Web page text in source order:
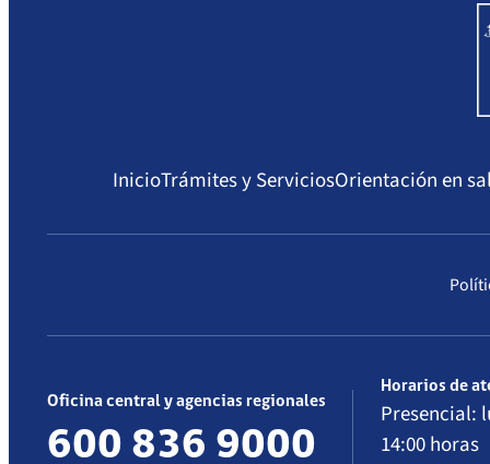
InicioTrámites y ServiciosOrientación en
Oficina central y agencias regionales
600 836 9000
Horarios de
Presencial:
14:00 horas